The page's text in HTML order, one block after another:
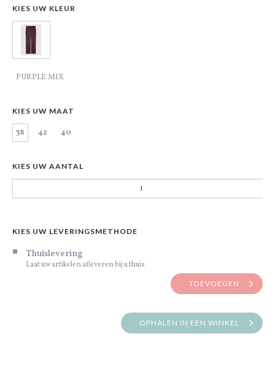
KIES UW KLEUR
PURPLE MIX
KIES UW MAAT
38 42 40
KIES UW AANTAL
KIES UW LEVERINGSMETHODE
Thuislevering
Laat uw artikelen afleveren bij u thuis
TOEVOEGEN
OPHALEN IN EEN WINKEL